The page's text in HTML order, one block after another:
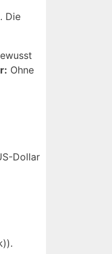
Die
Ohne
Dollar